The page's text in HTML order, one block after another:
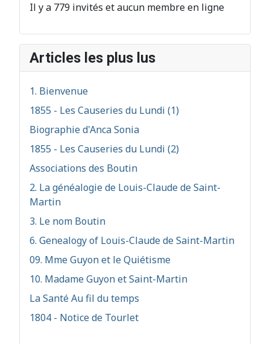
Il y a 779 invités et aucun membre en ligne
Articles les plus lus
1. Bienvenue
1855 - Les Causeries du Lundi (1)
Biographie d'Anca Sonia
1855 - Les Causeries du Lundi (2)
Associations des Boutin
2. La généalogie de Louis-Claude de Saint-
Martin
3. Le nom Boutin
6. Genealogy of Louis-Claude de Saint-Martin
09. Mme Guyon et le Quiétisme
10. Madame Guyon et Saint-Martin
La Santé Au fil du temps
1804 - Notice de Tourlet